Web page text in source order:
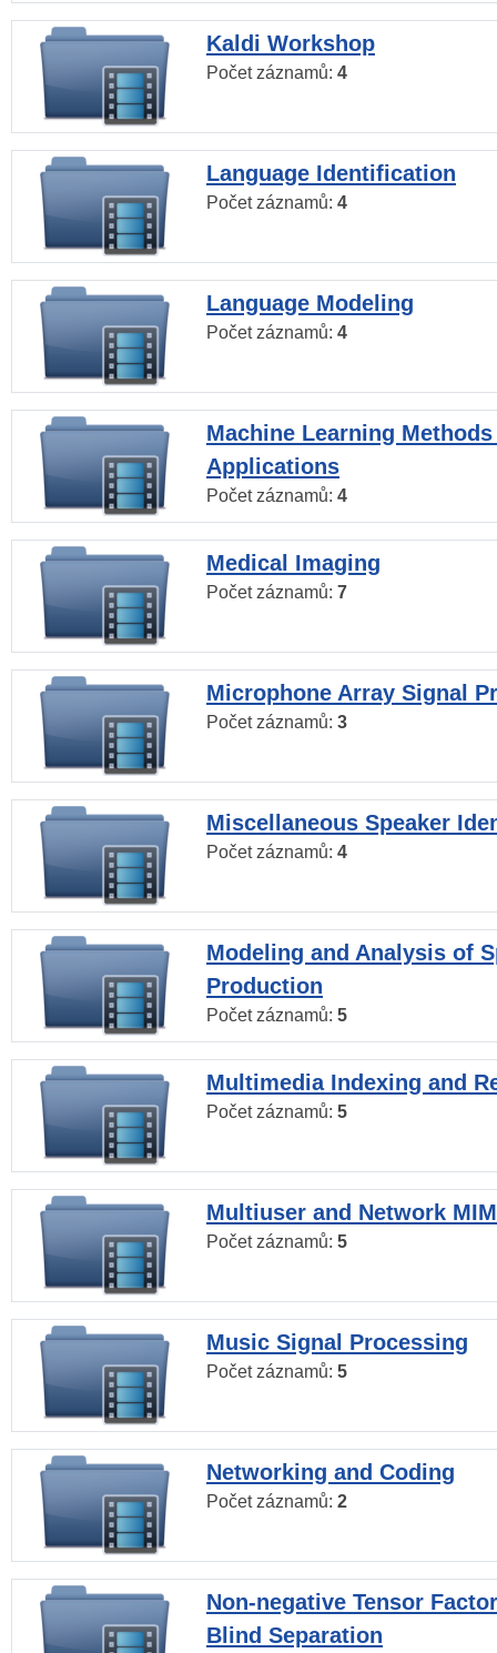
Kaldi Workshop
Počet záznamů: 4
Language Identification
Počet záznamů: 4
Language Modeling
Počet záznamů: 4
Machine Learning
Applications
Počet záznamů: 4
Medical Imaging
Počet záznamů: 7
Microphone Array Signal
Počet záznamů: 3
Miscellaneous Speaker
Počet záznamů: 4
Modeling and Analysis of
Production
Počet záznamů: 5
Multimedia Indexing and
Počet záznamů: 5
Multiuser and Network
Počet záznamů: 5
Music Signal Processing
Počet záznamů: 5
Networking and Coding
Počet záznamů: 2
Non-negative Tensor
Blind Separation